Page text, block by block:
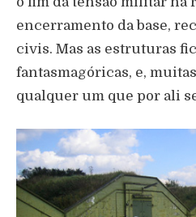
encerramento da base,
civis. Mas as estruturas
fantasmagóricas, e,
qualquer um que por ali